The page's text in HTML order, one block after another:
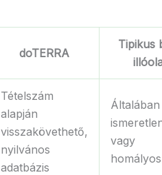
doTERRA
Tipikus
Tételszám
alapján
visszakövethető,
nyilvános
adatbázis
Általában
vagy
homályos